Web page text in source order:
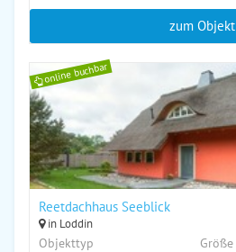
zum Objekt
online buchbar
Reetdachhaus Seeblick
in Loddin
Objekttyp Größe